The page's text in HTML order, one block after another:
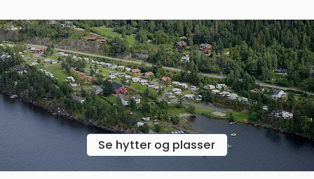
Sjekk tilgjenglighet og priser her
Finn plassen som passer deg!
Se hytter og plasser